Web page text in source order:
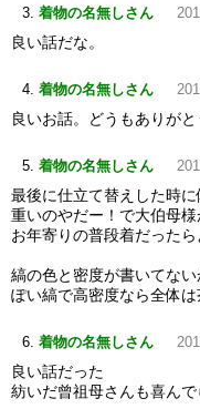
着物の名無しさん 2016
良い話だな。
着物の名無しさん 2016
良いお話。どうもありがと
着物の名無しさん 2016
最後に仕立て替えした時
重いのやだー！で大伯母
お年寄りの普段着だった
縞の色と密度が書いてな
ぽい縞で高密度なら全体
着物の名無しさん 2016
良い話だった
紡いだ曾祖母さんも喜ん